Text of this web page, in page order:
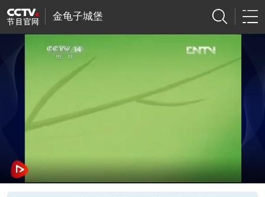
金龟子城堡